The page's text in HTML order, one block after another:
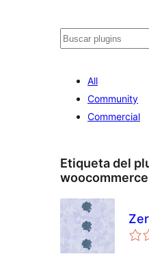
Buscar
All
Community
Commercial
Etiqueta del